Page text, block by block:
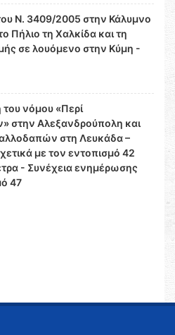
Ν. 3409/2005 στην Κάλυμνο
Πήλιο τη Χαλκίδα και τη
σε λουόμενο στην Κύμη -
νόμου «Περί
στην Αλεξανδρούπολη και
στη Λευκάδα –
με τον εντοπισμό 42
- Συνέχεια ενημέρωσης
47